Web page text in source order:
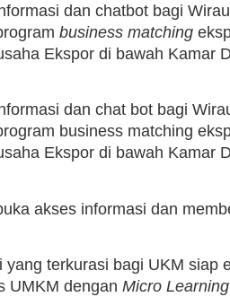
dan chatbot bagi
business matching
Ekspor di bawah Kamar
dan chat bot bagi
business matching
Ekspor di bawah Kamar
akses informasi dan
yang terkurasi bagi UKM siap
UMKM dengan Micro Learning